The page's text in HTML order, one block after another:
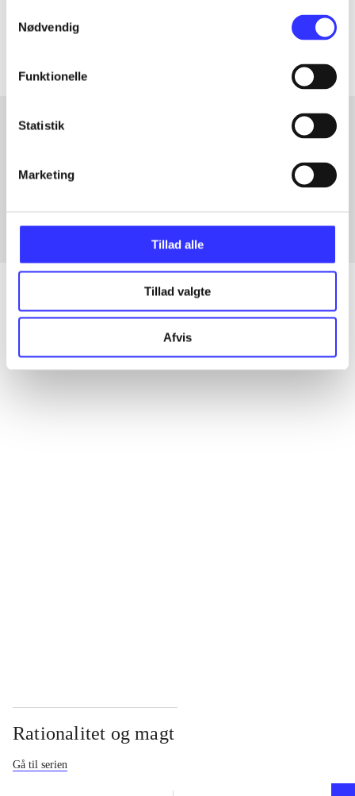
Nødvendig
Funktionelle
Statistik
Marketing
Tillad alle
Tillad valgte
Afvis
Artiklerne i
Fra
Alle registrerede artikler fordelt på udgivelser
Rationalitet og magt
Gå til serien